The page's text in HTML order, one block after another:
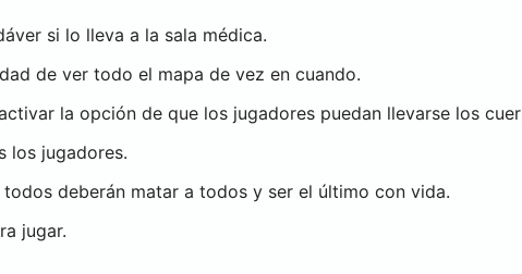
si lo lleva a la sala médica.
de ver todo el mapa de vez en cuando.
la opción de que los jugadores puedan llevarse los
los jugadores.
deberán matar a todos y ser el último con vida.
jugar.